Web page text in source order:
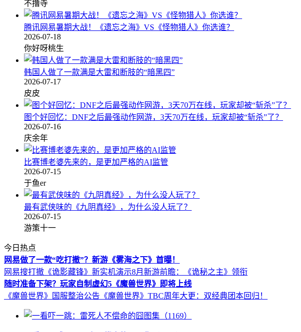
不撸寺
腾讯网易暑期大战！《遗忘之海》VS《怪物猎人》你选谁？
2026-07-18
你好呀桃生
韩国人做了一款满是大雷和断肢的“暗黑四”
2026-07-17
皮皮
图个好回忆：DNF之后最强动作网游，3天70万在线，玩家却被“斩杀”了？
2026-07-16
庆余年
比赛博老婆先来的，是更加严格的AI监管
2026-07-15
于鱼er
最有武侠味的《九阴真经》，为什么没人玩了？
2026-07-15
游策十一
今日热点
网易做了一款“吃打撤”？新游《雾海之下》首曝！
网易搜打撤《诡影藏锋》新实机演示8月新游前瞻：《诡秘之主》领衔
随时准备下架？玩家自制虚幻5《魔兽世界》即将上线
《魔兽世界》国服整治公告 《魔兽世界》TBC周年大更：双经典团本回归！